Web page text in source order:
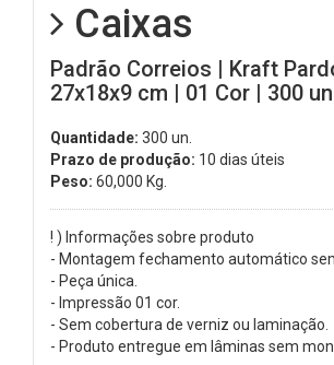
Caixas
Padrão Correios | Kraft
27x18x9 cm | 01 Cor | 300
Quantidade: 300 un.
Prazo de produção: 10 dias úteis
Peso: 60,000 Kg.
! ) Informações sobre produto
- Montagem fechamento automático
- Peça única.
- Impressão 01 cor.
- Sem cobertura de verniz ou laminação.
- Produto entregue em lâminas sem